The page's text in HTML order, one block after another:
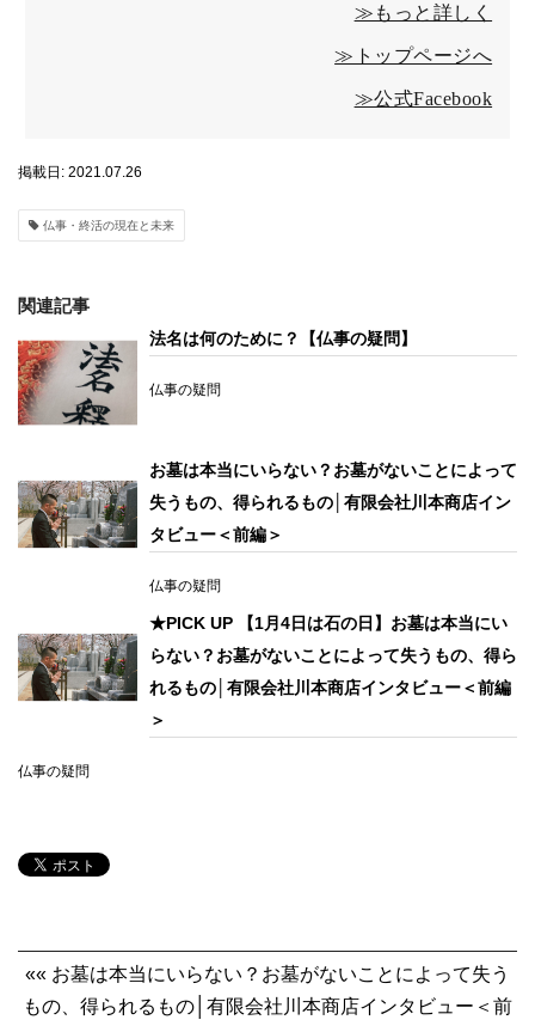
≫もっと詳しく
≫トップページへ
≫公式Facebook
掲載日: 2021.07.26
仏事・終活の現在と未来
関連記事
法名は何のために？【仏事の疑問】
仏事の疑問
お墓は本当にいらない？お墓がないことによって
失うもの、得られるもの│有限会社川本商店イン
タビュー＜前編＞
仏事の疑問
★PICK UP 【1月4日は石の日】お墓は本当にい
らない？お墓がないことによって失うもの、得ら
れるもの│有限会社川本商店インタビュー＜前編
＞
仏事の疑問
«« お墓は本当にいらない？お墓がないことによって失う
もの、得られるもの│有限会社川本商店インタビュー＜前